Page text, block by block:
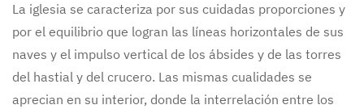
La iglesia se caracteriza por sus cuidadas proporciones y
por el equilibrio que logran las líneas horizontales de sus
naves y el impulso vertical de los ábsides y de las torres
del hastial y del crucero. Las mismas cualidades se
aprecian en su interior, donde la interrelación entre los